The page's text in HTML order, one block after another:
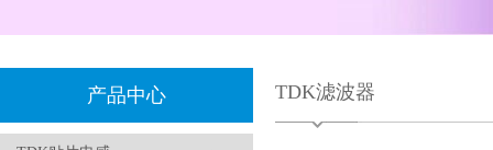
产品中心 TDK滤波器